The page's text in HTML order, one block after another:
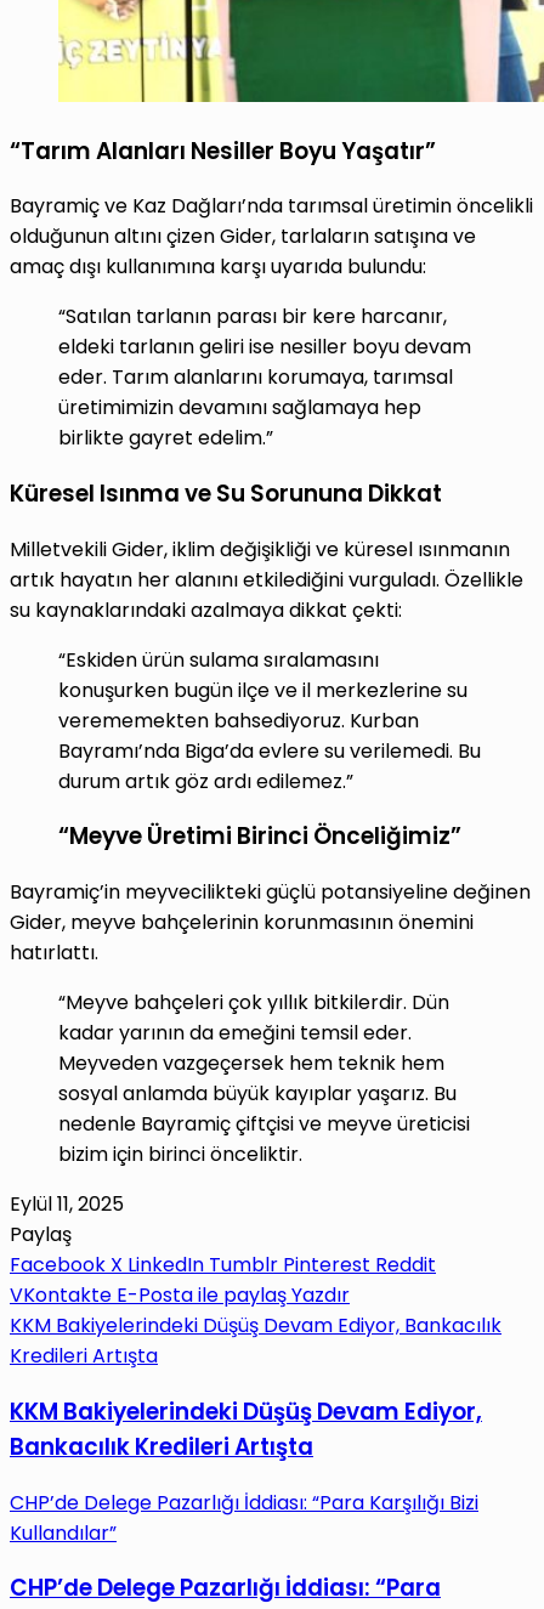
“Tarım Alanları Nesiller Boyu Yaşatır”
Bayramiç ve Kaz Dağları’nda tarımsal üretimin öncelikli
olduğunun altını çizen Gider, tarlaların satışına ve
amaç dışı kullanımına karşı uyarıda bulundu:
“Satılan tarlanın parası bir kere harcanır,
eldeki tarlanın geliri ise nesiller boyu devam
eder. Tarım alanlarını korumaya, tarımsal
üretimimizin devamını sağlamaya hep
birlikte gayret edelim.”
Küresel Isınma ve Su Sorununa Dikkat
Milletvekili Gider, iklim değişikliği ve küresel ısınmanın
artık hayatın her alanını etkilediğini vurguladı. Özellikle
su kaynaklarındaki azalmaya dikkat çekti:
“Eskiden ürün sulama sıralamasını
konuşurken bugün ilçe ve il merkezlerine su
verememekten bahsediyoruz. Kurban
Bayramı’nda Biga’da evlere su verilemedi. Bu
durum artık göz ardı edilemez.”
“Meyve Üretimi Birinci Önceliğimiz”
Bayramiç’in meyvecilikteki güçlü potansiyeline değinen
Gider, meyve bahçelerinin korunmasının önemini
hatırlattı.
“Meyve bahçeleri çok yıllık bitkilerdir. Dün
kadar yarının da emeğini temsil eder.
Meyveden vazgeçersek hem teknik hem
sosyal anlamda büyük kayıplar yaşarız. Bu
nedenle Bayramiç çiftçisi ve meyve üreticisi
bizim için birinci önceliktir.
Eylül 11, 2025
Paylaş
Facebook X LinkedIn Tumblr Pinterest Reddit
VKontakte E-Posta ile paylaşYazdır
KKM Bakiyelerindeki Düşüş Devam Ediyor, Bankacılık
Kredileri Artışta
KKM Bakiyelerindeki Düşüş Devam Ediyor,
Bankacılık Kredileri Artışta
CHP’de Delege Pazarlığı İddiası: “Para Karşılığı Bizi
Kullandılar”
CHP’de Delege Pazarlığı İddiası: “Para